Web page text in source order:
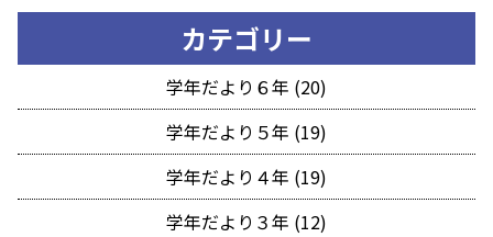
カテゴリー
学年だより６年 (20)
学年だより５年 (19)
学年だより４年 (19)
学年だより３年 (12)